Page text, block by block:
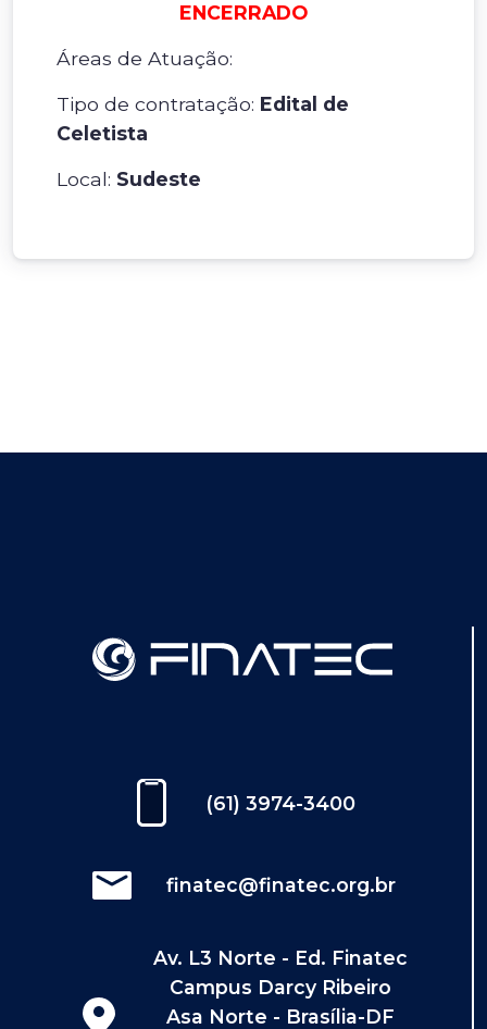
ENCERRADO
Áreas de Atuação:
Tipo de contratação: Edital de
Celetista
Local: Sudeste
(61) 3974-3400
finatec@finatec.org.br
Av. L3 Norte - Ed. Finatec
Campus Darcy Ribeiro
Asa Norte - Brasília-DF